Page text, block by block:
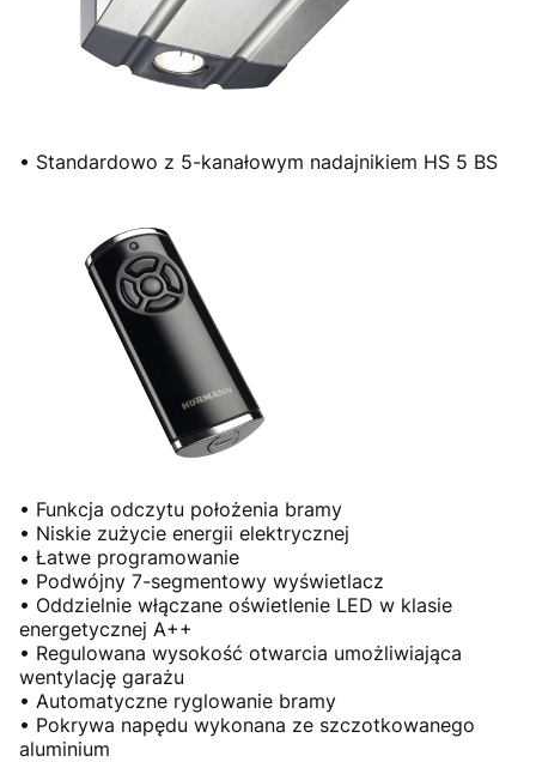
• Standardowo z 5-kanałowym nadajnikiem HS 5 BS
• Funkcja odczytu położenia bramy
• Niskie zużycie energii elektrycznej
• Łatwe programowanie
• Podwójny 7-segmentowy wyświetlacz
• Oddzielnie włączane oświetlenie LED w klasie
energetycznej A++
• Regulowana wysokość otwarcia umożliwiająca
wentylację garażu
• Automatyczne ryglowanie bramy
• Pokrywa napędu wykonana ze szczotkowanego
aluminium